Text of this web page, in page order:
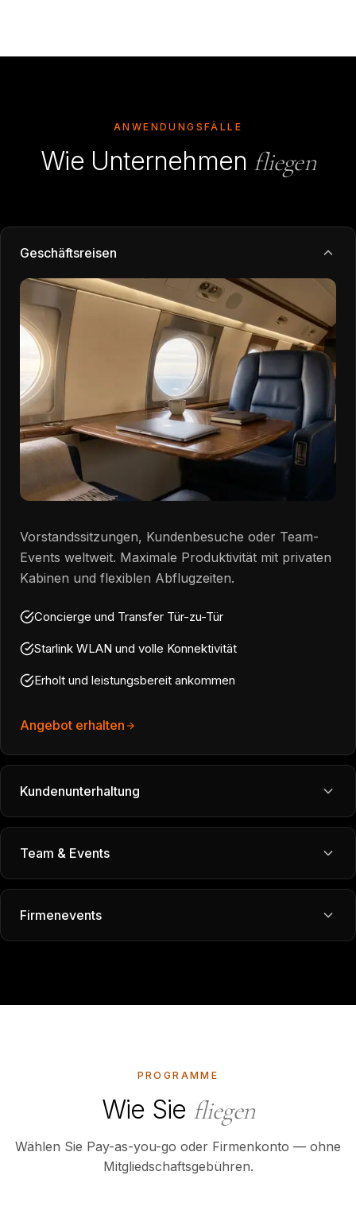
ANWENDUNGSFÄLLE
Wie Unternehmen fliegen
Geschäftsreisen
Vorstandssitzungen, Kundenbesuche oder Team-
Events weltweit. Maximale Produktivität mit privaten
Kabinen und flexiblen Abflugzeiten.
Concierge und Transfer Tür-zu-Tür
Starlink WLAN und volle Konnektivität
Erholt und leistungsbereit ankommen
Angebot erhalten
Kundenunterhaltung
Team & Events
Firmenevents
PROGRAMME
Wie Sie fliegen
Wählen Sie Pay-as-you-go oder Firmenkonto — ohne
Mitgliedschaftsgebühren.